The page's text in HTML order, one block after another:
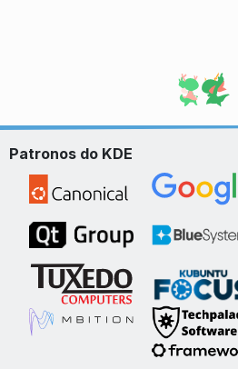
Patronos do KDE